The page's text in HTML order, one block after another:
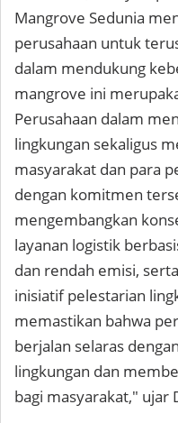
Mangrove Sedunia
perusahaan untuk
dalam mendukung
mangrove ini
Perusahaan dalam
lingkungan sekaligus
masyarakat dan para
dengan komitmen
mengembangkan
layanan logistik
dan rendah emisi,
inisiatif pelestarian
memastikan bahwa
berjalan selaras
lingkungan dan
bagi masyarakat," ujar